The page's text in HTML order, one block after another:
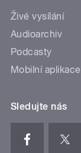
Živé vysílání
Audioarchiv
Podcasty
Mobilní aplikace
Sledujte nás